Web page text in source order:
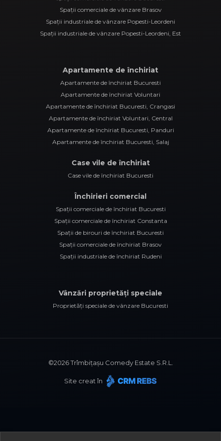
Spații comerciale de vânzare Brasov
Spații industriale de vânzare Popesti-Leordeni
Spații industriale de vânzare Popesti-Leordeni, Est
Apartamente de închiriat
Apartamente de închiriat Bucuresti
Apartamente de închiriat Voluntari
Apartamente de închiriat Bucuresti, Crangasi
Apartamente de închiriat Voluntari, Central
Apartamente de închiriat Bucuresti, Panduri
Apartamente de închiriat Bucuresti, Salaj
Case vile de închiriat
Case vile de închiriat Bucuresti
Închirieri comercial
Spații comerciale de închiriat Bucuresti
Spații comerciale de închiriat Constanta
Spații de birouri de închiriat Bucuresti
Spații comerciale de închiriat Brasov
Spații industriale de închiriat Rudeni
Vânzări proprietăți speciale
Proprietăți speciale de vânzare Bucuresti
©2026Trîmbițașu Comedy Estate S.R.L.
Site creat în